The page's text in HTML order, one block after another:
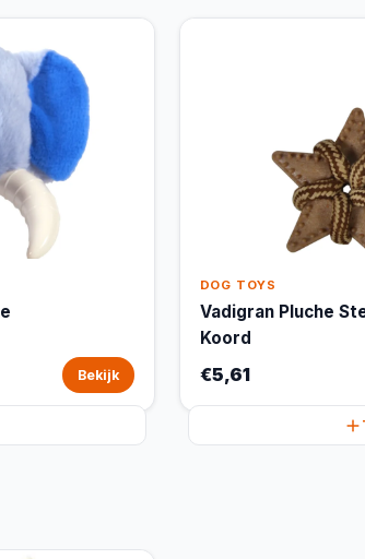
Bekijk
DOG TOYS
Vadigran Pluche
Koord
€5,61